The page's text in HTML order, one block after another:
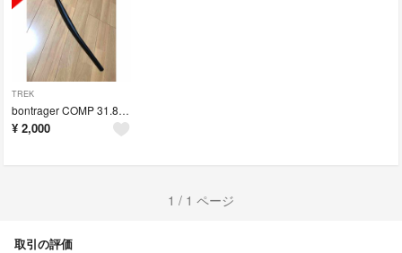
TREK
bontrager COMP 31.8MTB ハンドルバー
¥ 2,000
1 / 1 ページ
取引の評価